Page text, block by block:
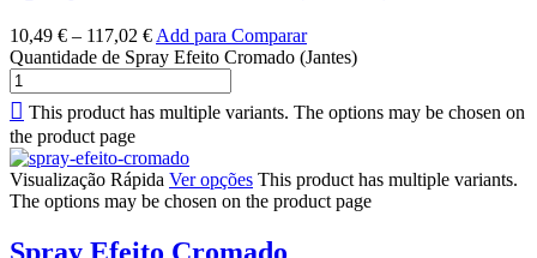
10,49 € – 117,02 € Add para Comparar
Quantidade de Spray Efeito Cromado (Jantes)
This product has multiple variants. The options may be chosen on
the product page
Visualização Rápida Ver opções This product has multiple variants.
The options may be chosen on the product page
Spray Efeito Cromado